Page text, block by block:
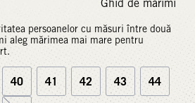
Ghid de mărimi
persoanelor cu măsuri între două
aleg mărimea mai mare pentru
40 41 42 43 44